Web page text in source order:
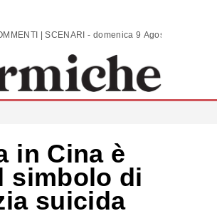
ANALISI | COMMENTI | SCENARI - domenica 9 Agosto 2026
in Cina è
simbolo di
suicida